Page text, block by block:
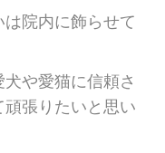
院内に飾らせて
や愛猫に信頼さ
張りたいと思い